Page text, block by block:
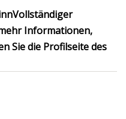
Vollständiger
Informationen,
Sie die Profilseite des